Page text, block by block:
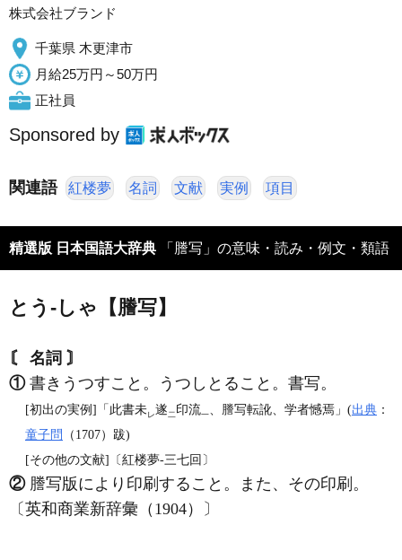
株式会社ブランド
千葉県 木更津市
月給25万円～50万円
正社員
Sponsored by
関連語 紅楼夢 名詞 文献 実例 項目
精選版 日本国語大辞典 「謄写」の意味・読み・例文・類語
とう‐しゃ【謄写】
〘 名詞 〙
①書きうつすこと。うつしとること。書写。
[初出の実例]「此書未レ遂 二 印流一 、謄写転訛、学者憾焉」(出典 ：
童子問 （1707）跋)
[その他の文献]〔紅楼夢‐三七回〕
②謄写版により印刷すること。また、その印刷。
〔英和商業新辞彙（1904）〕